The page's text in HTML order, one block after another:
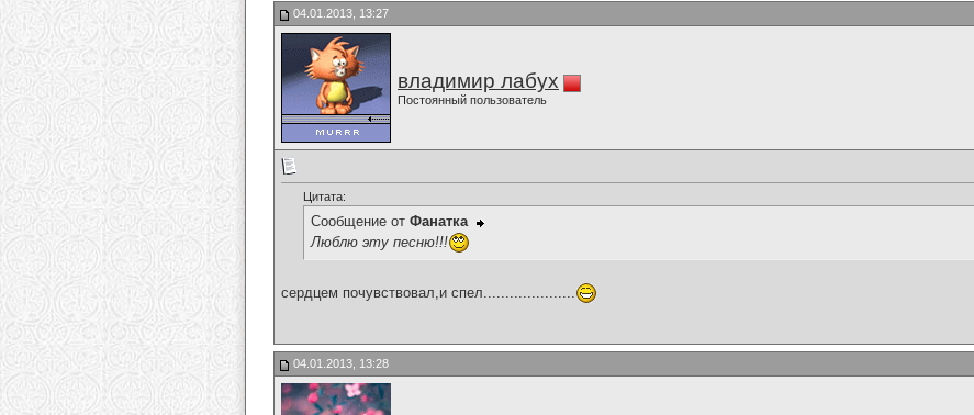
04.01.2013, 13:27
владимир лабух
Постоянный пользователь
Цитата:
Сообщение от Фанатка
Люблю эту песню!!!
сердцем почувствовал,и спел.....................
04.01.2013, 13:28